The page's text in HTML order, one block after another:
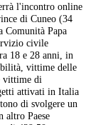
l'incontro online
di Cuneo (34
Papa
civile
18 e 28 anni, in
vittime delle
vittime di
attivati in Italia
di svolgere un
altro Paese